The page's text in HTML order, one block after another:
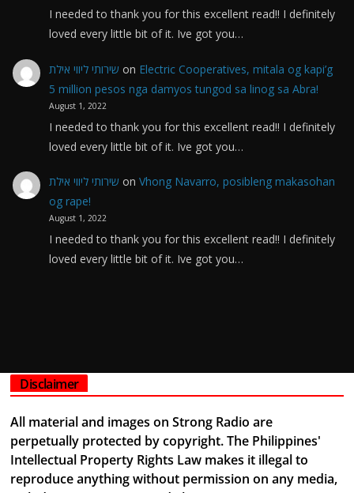
I needed to thank you for this excellent read!! I definitely
loved every little bit of it. Ive got you…
שירותי ליווי אילת on Electric Cooperatives, mitala og kapi’g
5 million pesos nga damyos tungod sa linog sa Abra!
August 1, 2022
I needed to thank you for this excellent read!! I definitely
loved every little bit of it. Ive got you…
שירותי ליווי אילת on Vhong Navarro, posibleng makasohan
og rape!
August 1, 2022
I needed to thank you for this excellent read!! I definitely
loved every little bit of it. Ive got you…
Disclaimer
All material and images on Strong Radio are
perpetually protected by copyright. The Philippines'
Intellectual Property Rights Law makes it illegal to
reproduce anything without permission on any media,